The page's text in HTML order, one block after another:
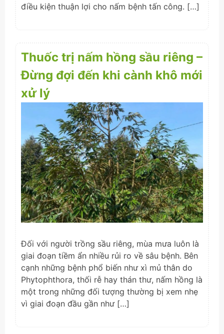
điều kiện thuận lợi cho nấm bệnh tấn công. […]
Thuốc trị nấm hồng sầu riêng –
Đừng đợi đến khi cành khô mới
xử lý
Đối với người trồng sầu riêng, mùa mưa luôn là
giai đoạn tiềm ẩn nhiều rủi ro về sâu bệnh. Bên
cạnh những bệnh phổ biến như xì mủ thân do
Phytophthora, thối rễ hay thán thư, nấm hồng là
một trong những đối tượng thường bị xem nhẹ
vì giai đoạn đầu gần như […]